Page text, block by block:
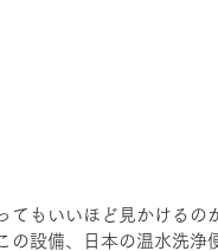
てもいいほど見かけるの
設備、日本の温水洗浄